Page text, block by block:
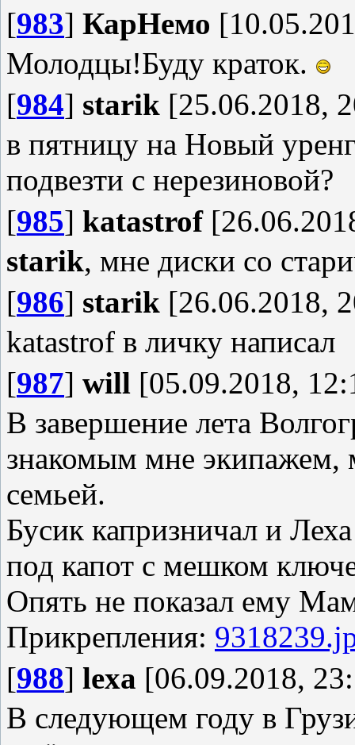
[983] КарНемо
Молодцы!Буду краток.
[984] starik [25.06.2018,
в пятницу на Новый
подвезти с нерезиновой?
[985] katastrof
starik, мне диски со
[986] starik [26.06.2018,
katastrof в личку написал
[987] will [05.09.2018,
В завершение лета
знакомым мне экипажем,
семьей.
Бусик капризничал и
под капот с мешком
Опять не показал ему
Прикрепления:
[988] lexa [06.09.2018,
В следующем году в